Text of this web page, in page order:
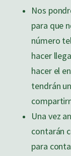
Nos
para que
número
hacer
hacer el
tendrán
Una vez
contarán
para